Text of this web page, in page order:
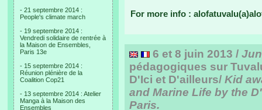
- 21 septembre 2014 :
People's climate march
- 19 septembre 2014 :
Vendredi solidaire de rentrée à
la Maison de Ensembles,
Paris 13e
- 15 septembre 2014 :
Réunion plénière de la
Coalition Cop21
- 13 septembre 2014 : Atelier
Manga à la Maison des
Ensembles
For more info :
6 et 8 juin 2013 /
pédagogiques sur
D'Ici et D'ailleurs/ Kid
and Marine Life by the
Paris.